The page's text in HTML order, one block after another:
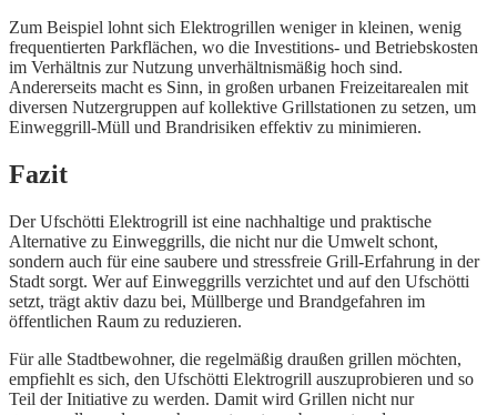
Zum Beispiel lohnt sich Elektrogrillen weniger in kleinen, wenig
frequentierten Parkflächen, wo die Investitions- und Betriebskosten
im Verhältnis zur Nutzung unverhältnismäßig hoch sind.
Andererseits macht es Sinn, in großen urbanen Freizeitarealen mit
diversen Nutzergruppen auf kollektive Grillstationen zu setzen, um
Einweggrill-Müll und Brandrisiken effektiv zu minimieren.
Fazit
Der Ufschötti Elektrogrill ist eine nachhaltige und praktische
Alternative zu Einweggrills, die nicht nur die Umwelt schont,
sondern auch für eine saubere und stressfreie Grill-Erfahrung in der
Stadt sorgt. Wer auf Einweggrills verzichtet und auf den Ufschötti
setzt, trägt aktiv dazu bei, Müllberge und Brandgefahren im
öffentlichen Raum zu reduzieren.
Für alle Stadtbewohner, die regelmäßig draußen grillen möchten,
empfiehlt es sich, den Ufschötti Elektrogrill auszuprobieren und so
Teil der Initiative zu werden. Damit wird Grillen nicht nur